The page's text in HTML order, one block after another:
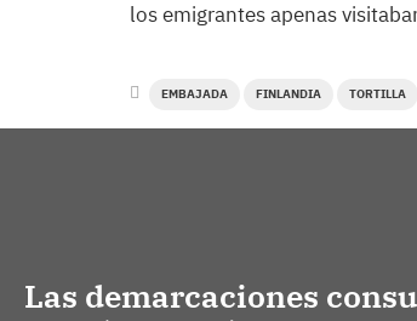
los emigrantes apenas
EMBAJADA FINLANDIA TORTILLA
Las demarcaciones